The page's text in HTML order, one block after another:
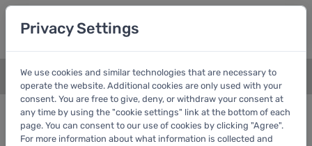
+
Bewertungschart Dividende
Empfohlen: Ber. Gewinn
Privacy Settings
We use cookies and similar technologies that are necessary to
operate the website. Additional cookies are only used with your
consent. You are free to give, deny, or withdraw your consent at
any time by using the "cookie settings" link at the bottom of each
page. You can consent to our use of cookies by clicking "Agree".
For more information about what information is collected and